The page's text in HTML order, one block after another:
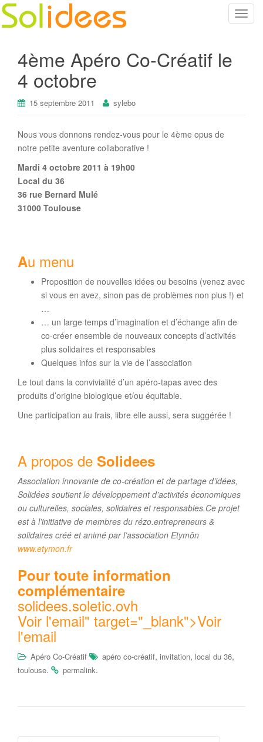
T
4ème Apéro Co-Créatif le
4 octobre
15 septembre 2011 sylebo
Nous vous donnons rendez-vous pour le 4ème opus de
notre petite aventure collaborative !
Mardi 4 octobre 2011 à 19h00
Local du 36
36 rue Bernard Mulé
31000 Toulouse
Au menu
Proposition de nouvelles idées ou besoins (venez avec
si vous en avez, sinon pas de problèmes non plus !) et
…
… un large temps d’imagination et d’échange afin de
co-créer ensemble de nouveaux concepts d’activités
plus solidaires et responsables
Quelques infos sur la vie de l’association
Le tout dans la convivialité d’un apéro-tapas avec des
produits d’origine biologique et/ou équitable.
Une participation au frais, libre elle aussi, sera suggérée !
A propos de Solidees
Association innovante de co-création et de partage d’idées,
Solidées soutient le développement d’activités économiques
ou culturelles, sociales, solidaires et responsables.Ce projet
est à l’initiative de membres du rézo.entrepreneurs &
solidaires créé et animé par l’association Etymôn
www.etymon.fr
Pour toute information
complémentaire
solidees.soletic.ovh
Voir l'email" target="_blank">Voir
l'email
Apéro Co-Créatif apéro co-créatif, invitation, local du 36,
toulouse. permalink.